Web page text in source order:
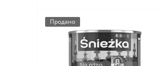
Продано